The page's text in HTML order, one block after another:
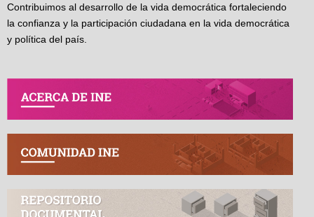
Contribuimos al desarrollo de la vida democrática fortaleciendo
la confianza y la participación ciudadana en la vida democrática
y política del país.